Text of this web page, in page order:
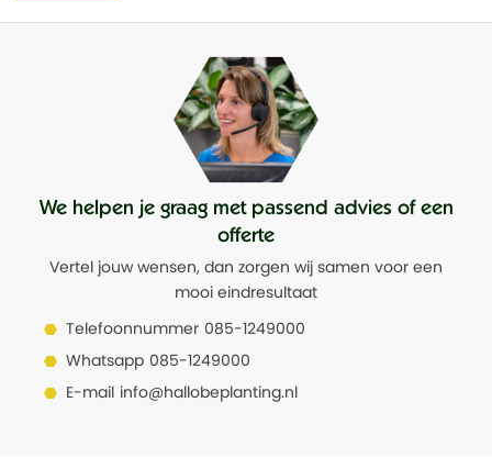
Breedte 25
We helpen je graag met passend advies of een
offerte
Vertel jouw wensen, dan zorgen wij samen voor een
mooi eindresultaat
Telefoonnummer 085-1249000
Whatsapp 085-1249000
E-mail info@hallobeplanting.nl